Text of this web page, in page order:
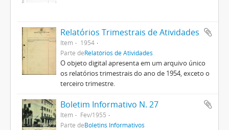
Relatórios Trimestrais de Atividades
Item
1954
Parte deRelatórios de Atividades
O objeto digital apresenta em um arquivo único
os relatórios trimestrais do ano de 1954, exceto o
terceiro trimestre.
Boletim Informativo N. 27
Item
Fev/1955
Parte deBoletins Informativos